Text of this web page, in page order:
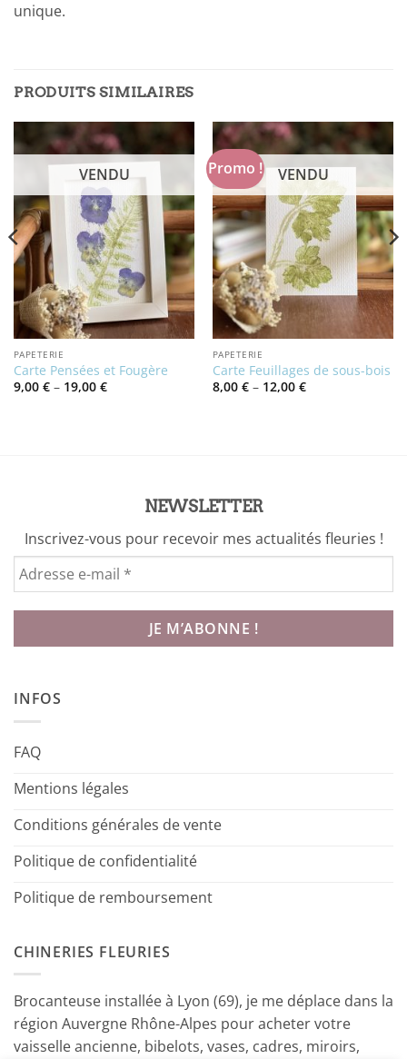
unique.
PRODUITS SIMILAIRES
VENDU
PAPETERIE
Carte Pensées et Fougère
9,00 € – 19,00 €Price
Promo ! VENDU
PAPETERIE
Carte Feuillages de sous-bois
8,00 € – 12,00 €Price
NEWSLETTER
Inscrivez-vous pour recevoir mes actualités fleuries !
INFOS
FAQ
Mentions légales
Conditions générales de vente
Politique de confidentialité
Politique de remboursement
CHINERIES FLEURIES
Brocanteuse installée à Lyon (69), je me déplace dans la
région Auvergne Rhône-Alpes pour acheter votre
vaisselle ancienne, bibelots, vases, cadres, miroirs,